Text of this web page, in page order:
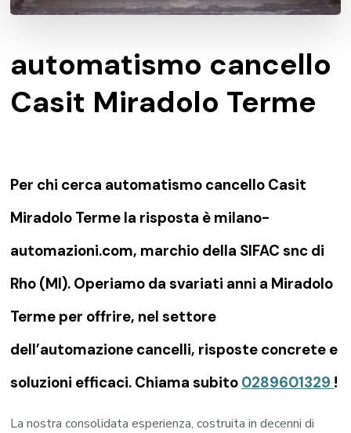
automatismo cancello
Casit Miradolo Terme
Per chi cerca automatismo cancello Casit
Miradolo Terme la risposta è milano-
automazioni.com, marchio della SIFAC snc di
Rho (MI). Operiamo da svariati anni a Miradolo
Terme per offrire, nel settore
dell’automazione cancelli, risposte concrete e
soluzioni efficaci. Chiama subito 0289601329 !
La nostra consolidata esperienza, costruita in decenni di